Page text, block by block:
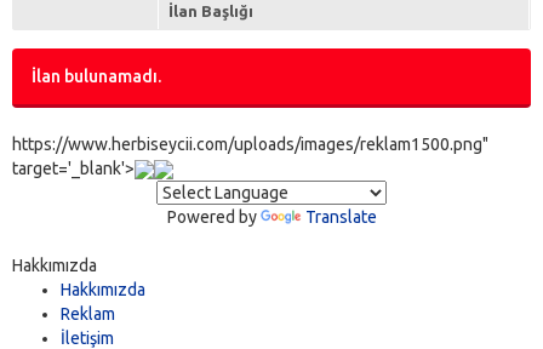
İlan Başlığı
İlan bulunamadı.
https://www.herbiseycii.com/uploads/images/reklam1500.png"
target='_blank'>
Powered by Translate
Hakkımızda
Hakkımızda
Reklam
İletişim